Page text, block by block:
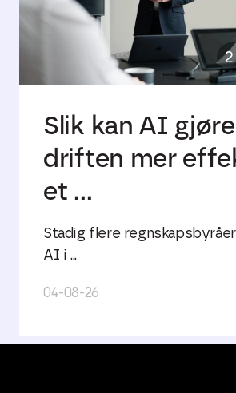
Slik kan AI gjøre
driften mer
et ...
Stadig flere
AI i ...
04-08-26